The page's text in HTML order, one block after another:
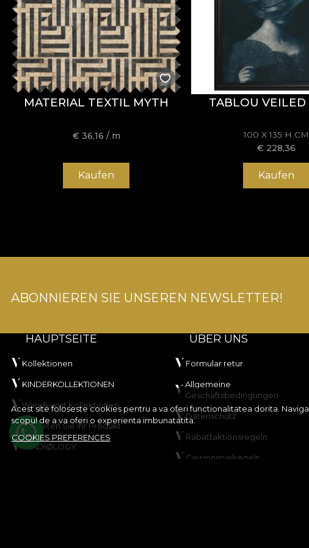
MATERIAL TEXTIL MYTH
€ 36,16 / m
Kaufen
TABLOU VEILED
100 X 135 H CM
€ 228,36
Kaufen
Acest site foloseste cookies pentru a va oferi functionalitatea dorita.
scopul de a va oferi o experienta imbunatatita.
COOKIES PREFERENCES
ABONNIEREN SIE UNSEREN NEWSLETTER!
HAUPTSEITE
Kollektionen
KINDERKOLLEKTIONEN
Wandkunst Kollektionen
Gestalten Sie Ihr Produkt
VLADIØLOGY
ÜBER UNS
Formular retur
Allgemeine
Geschäftsbedingungen
Datenschutz
Rabattaktionsregeln
Gewinnspielregeln